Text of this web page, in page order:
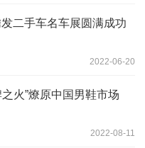
二手车名车展圆满成功
2022-06-20
火”燎原中国男鞋市场
2022-08-11